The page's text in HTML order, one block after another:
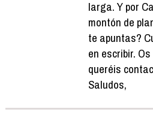
larga. Y por
montón de
te apuntas?
en escribir.
queréis
Saludos,